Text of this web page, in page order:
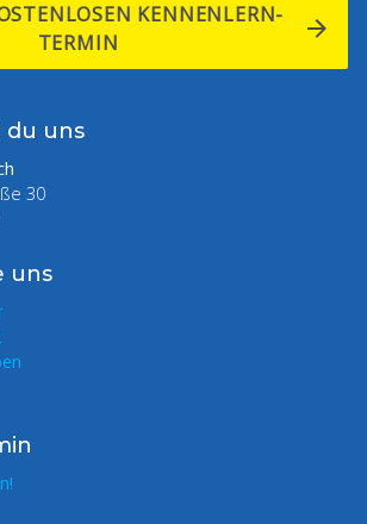
KENNENLERN-
TERMIN
du uns
30
uns